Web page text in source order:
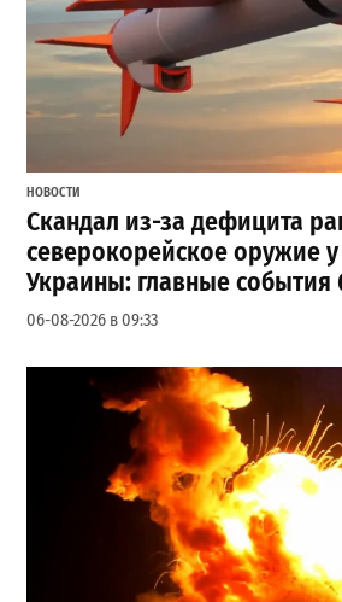
НОВОСТИ
Скандал из-за дефицита
северокорейское оружие
Украины: главные события
06-08-2026 в 09:33